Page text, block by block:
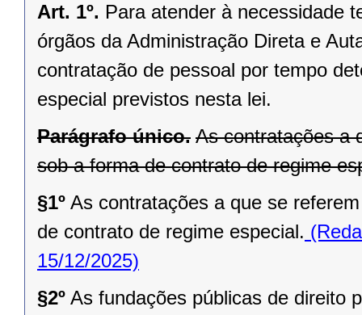
Art. 1º. Para atender à necessidade
órgãos da Administração Direta e
contratação de pessoal por tempo
especial previstos nesta lei.
Parágrafo único. As contratações a
sob a forma de contrato de regime
§1º As contratações a que se
de contrato de regime especial.
15/12/2025)
§2º As fundações públicas de direito